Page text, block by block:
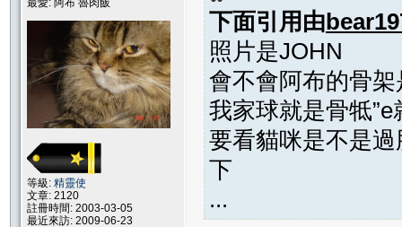
最愛: 阿布 魯肉飯
等級: 精靈使
文章: 2120
註冊時間: 2003-03-05
最近來訪: 2009-06-23
下面引用由
照片是JOHN
會不會阿布的骨
我家球就是骨牴
要看貓咪是不是
下
...